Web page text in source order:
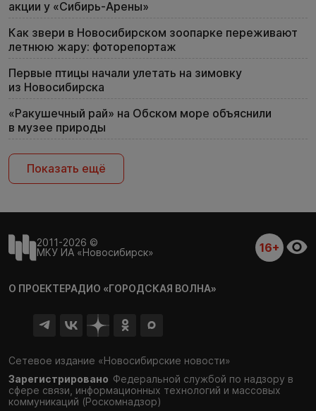
акции у «Сибирь-Арены»
Как звери в Новосибирском зоопарке переживают
летнюю жару: фоторепортаж
Первые птицы начали улетать на зимовку
из Новосибирска
«Ракушечный рай» на Обском море объяснили
в музее природы
Показать ещё
2011-2026 ©
МКУ ИА «Новосибирск»
16+
О ПРОЕКТЕРАДИО «ГОРОДСКАЯ ВОЛНА»
Сетевое издание «Новосибирские новости»
Зарегистрировано Федеральной службой по надзору в
сфере связи, информационных технологий и массовых
коммуникаций (Роскомнадзор)